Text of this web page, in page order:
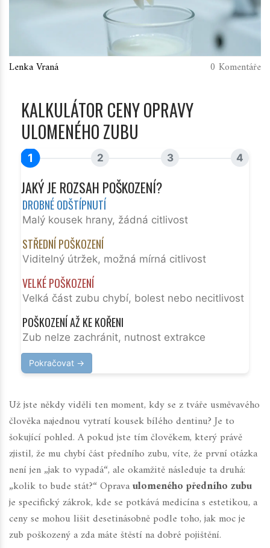
Lenka Vraná 0 Komentáře
KALKULÁTOR CENY OPRAVY
ULOMENÉHO ZUBU
1 2 3 4
JAKÝ JE ROZSAH POŠKOZENÍ?
DROBNÉ ODŠTÍPNUTÍ
Malý kousek hrany, žádná citlivost
STŘEDNÍ POŠKOZENÍ
Viditelný útržek, možná mírná citlivost
VELKÉ POŠKOZENÍ
Velká část zubu chybí, bolest nebo necitlivost
POŠKOZENÍ AŽ KE KOŘENI
Zub nelze zachránit, nutnost extrakce
Pokračovat →
Už jste někdy viděli ten moment, kdy se z tváře usměvavého
člověka najednou vytratí kousek bílého dentinu? Je to
šokující pohled. A pokud jste tím člověkem, který právě
zjistil, že mu chybí část předního zubu, víte, že první otázka
není jen „jak to vypadá“, ale okamžitě následuje ta druhá:
„kolik to bude stát?“ Opravaulomeného předního zubu
je specifický zákrok, kde se potkává medicína s estetikou, a
ceny se mohou lišit desetinásobně podle toho, jak moc je
zub poškozený a zda máte štěstí na dobré pojištění.